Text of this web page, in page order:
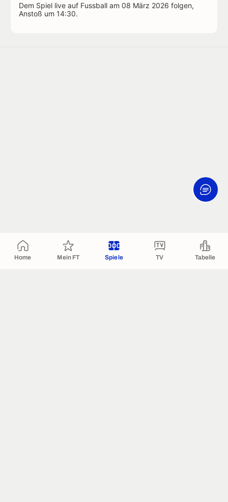
Home Mein FT Spiele TV Tabelle
Dem Spiel live auf Fussball am 08 März 2026 folgen,
Anstoß um 14:30.